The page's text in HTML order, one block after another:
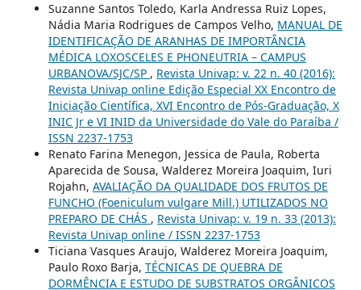
Suzanne Santos Toledo, Karla Andressa Ruiz Lopes,
Nádia Maria Rodrigues de Campos Velho, MANUAL DE
IDENTIFICAÇÃO DE ARANHAS DE IMPORTÂNCIA
MÉDICA LOXOSCELES E PHONEUTRIA – CAMPUS
URBANOVA/SJC/SP , Revista Univap: v. 22 n. 40 (2016):
Revista Univap online Edição Especial XX Encontro de
Iniciação Científica, XVI Encontro de Pós-Graduação, X
INIC Jr e VI INID da Universidade do Vale do Paraíba /
ISSN 2237-1753
Renato Farina Menegon, Jessica de Paula, Roberta
Aparecida de Sousa, Walderez Moreira Joaquim, Iuri
Rojahn, AVALIAÇÃO DA QUALIDADE DOS FRUTOS DE
FUNCHO (Foeniculum vulgare Mill.) UTILIZADOS NO
PREPARO DE CHÁS , Revista Univap: v. 19 n. 33 (2013):
Revista Univap online / ISSN 2237-1753
Ticiana Vasques Araujo, Walderez Moreira Joaquim,
Paulo Roxo Barja, TÉCNICAS DE QUEBRA DE
DORMÊNCIA E ESTUDO DE SUBSTRATOS ORGÂNICOS